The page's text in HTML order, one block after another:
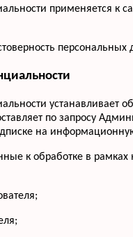
применяется к
по запросу
на
к обработке в